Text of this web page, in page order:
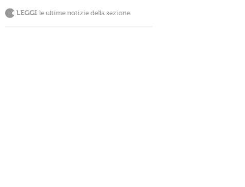
LEGGI le ultime notizie della sezione